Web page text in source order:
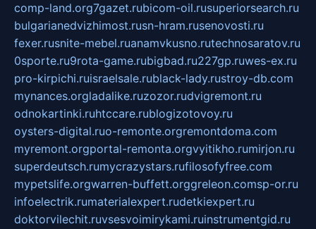
comp-land.org7gazet.rubicom-oil.rusuperiorsearch.ru
bulgarianedvizhimost.rusn-hram.rusenovosti.ru
fexer.rusnite-mebel.ruanamvkusno.rutechnosaratov.ru
0sporte.ru9rota-game.rubigbad.ru227gp.ruwes-ex.ru
pro-kirpichi.ruisraelsale.rublack-lady.rustroy-db.com
mynances.orgladalike.ruzozor.rudvigremont.ru
odnokartinki.ruhtccare.rublogizotovoy.ru
oysters-digital.ruo-remonte.orgremontdoma.com
myremont.orgportal-remonta.orgvyitikho.rumirjon.ru
superdeutsch.rumycrazystars.rufilosofyfree.com
mypetslife.orgwarren-buffett.orggreleon.comsp-or.ru
infoelectrik.rumaterialexpert.rudetkiexpert.ru
doktorvilechit.ruvsesvoimirykami.ruinstrumentgid.ru